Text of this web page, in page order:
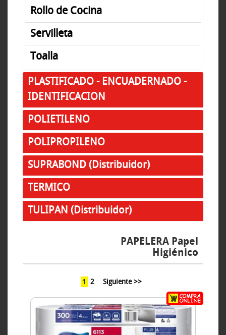
Rollo de Cocina
Servilleta
Toalla
PLASTIFICADO - ENCUADERNADO -
IDENTIFICACION
POLIETILENO
POLIPROPILENO
SUPRABOND (Distribuidor)
TERMICO
TULIPAN (Distribuidor)
PAPELERA Papel
Higiénico
1 2 Siguiente >>